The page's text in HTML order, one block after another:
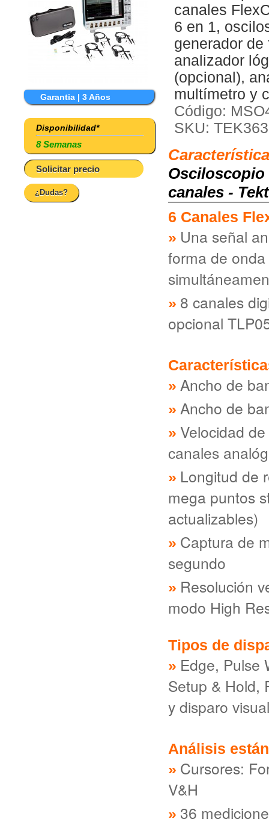
Garantia | 3 Años
Disponibilidad*
8 Semanas
Solicitar precio
¿Dudas?
canales
6 en 1,
generador
analizador
(opcional),
multímetro y
Código:
SKU:
Osciloscopio
canales -
6 Canales
Una señal
forma de
8 canales
opcional
Ancho de
Ancho de
Velocidad
canales
Longitud de
mega puntos
actualizables)
Captura de
segundo
Resolución
modo High
Tipos de
Edge, Pulse
Setup & Hold,
y disparo visual
Análisis
Cursores:
V&H
36